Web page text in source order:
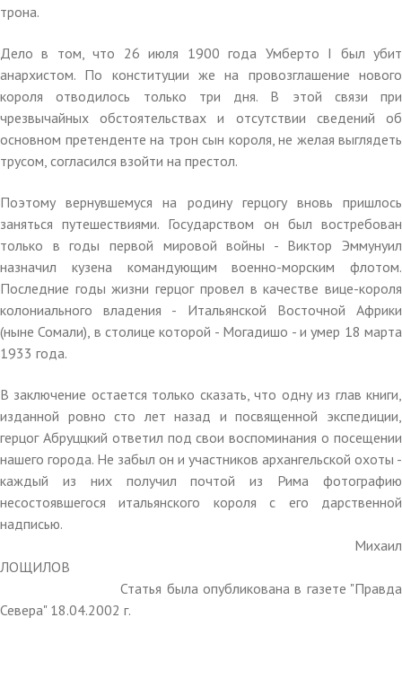
трона.
Дело в том, что 26 июля 1900 года Умберто I был убит
анархистом. По конституции же на провозглашение нового
короля отводилось только три дня. В этой связи при
чрезвычайных обстоятельствах и отсутствии сведений об
основном претенденте на трон сын короля, не желая выглядеть
трусом, согласился взойти на престол.
Поэтому вернувшемуся на родину герцогу вновь пришлось
заняться путешествиями. Государством он был востребован
только в годы первой мировой войны - Виктор Эммунуил
назначил кузена командующим военно-морским флотом.
Последние годы жизни герцог провел в качестве вице-короля
колониального владения - Итальянской Восточной Африки
(ныне Сомали), в столице которой - Могадишо - и умер 18 марта
1933 года.
В заключение остается только сказать, что одну из глав книги,
изданной ровно сто лет назад и посвященной экспедиции,
герцог Абруццкий ответил под свои воспоминания о посещении
нашего города. Не забыл он и участников архангельской охоты -
каждый из них получил почтой из Рима фотографию
несостоявшегося итальянского короля с его дарственной
надписью.
Михаил
ЛОЩИЛОВ
Статья была опубликована в газете "Правда
Севера" 18.04.2002 г.